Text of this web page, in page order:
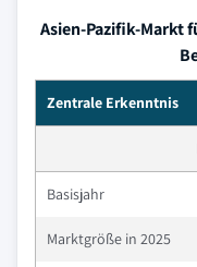
Asien-Pazifik-Markt
Zentrale Erkenntnis
Basisjahr
Marktgröße in 2025